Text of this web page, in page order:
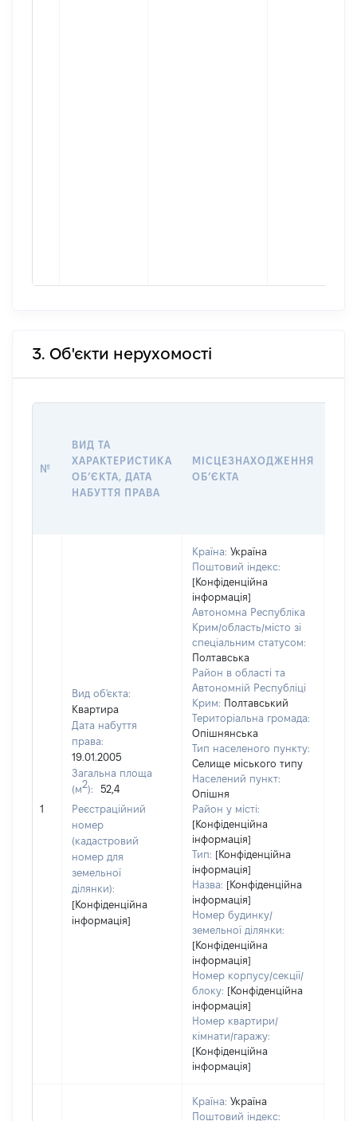
3. Об'єкти нерухомості
№
ВИД ТА
ХАРАКТЕРИСТИКА
ОБʼЄКТА, ДАТА
НАБУТТЯ ПРАВА
МІСЦЕЗНАХОДЖЕННЯ
ОБʼЄКТА
1
Вид об'єкта:
Квартира
Дата набуття
права:
19.01.2005
Загальна площа
(м2):
52,4
Реєстраційний
номер
(кадастровий
номер для
земельної
ділянки):
[Конфіденційна
інформація]
Країна: Україна
Поштовий індекс:
[Конфіденційна
інформація]
Автономна Республіка
Крим/область/місто зі
спеціальним статусом:
Полтавська
Район в області та
Автономній Республіці
Крим: Полтавський
Територіальна громада:
Опішнянська
Тип населеного пункту:
Селище міського типу
Населений пункт:
Опішня
Район у місті:
[Конфіденційна
інформація]
Тип: [Конфіденційна
інформація]
Назва: [Конфіденційна
інформація]
Номер будинку/
земельної ділянки:
[Конфіденційна
інформація]
Номер корпусу/секції/
блоку: [Конфіденційна
інформація]
Номер квартири/
кімнати/гаражу:
[Конфіденційна
інформація]
Країна: Україна
Поштовий індекс: